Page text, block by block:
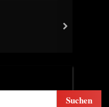
next
Suchen